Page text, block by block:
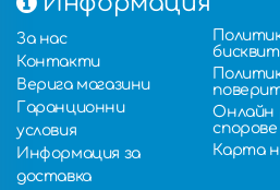
За нас
Контакти
Верига магазини
Гаранционни
условия
Информация за
доставка
Онлайн
спорове
Карта